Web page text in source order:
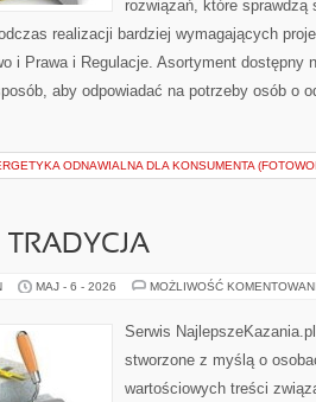
rozwiązań, które sprawdzą
realizacji bardziej wymagających
i Prawa i Regulacje. Asortyment dostępny
aby odpowiadać na potrzeby osób o
ODNAWIALNA DLA KONSUMENTA
TRADYCJA
MAJ - 6 - 2026 MOŻLIWOŚĆ
Serwis
stworzone z myślą o
wartościowych treści